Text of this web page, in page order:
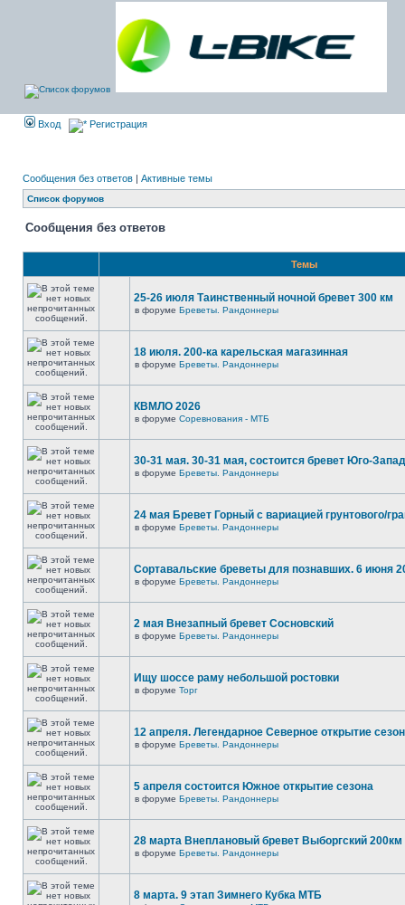
Вход Регистрация
Сообщения без ответов | Активные темы
Список форумов
Сообщения без ответов
Темы
25-26 июля Таинственный ночной бревет 300 км
в форуме Бреветы. Рандоннеры
18 июля. 200-ка карельская магазинная
в форуме Бреветы. Рандоннеры
КВМЛО 2026
в форуме Соревнования - МТБ
30-31 мая. 30-31 мая, состоится бревет Юго-
в форуме Бреветы. Рандоннеры
24 мая Бревет Горный с вариацией грунтового/
в форуме Бреветы. Рандоннеры
Сортавальские бреветы для познавших. 6 июня
в форуме Бреветы. Рандоннеры
2 мая Внезапный бревет Сосновский
в форуме Бреветы. Рандоннеры
Ищу шоссе раму небольшой ростовки
в форуме Торг
12 апреля. Легендарное Северное открытие
в форуме Бреветы. Рандоннеры
5 апреля состоится Южное открытие сезона
в форуме Бреветы. Рандоннеры
28 марта Внеплановый бревет Выборгский 200км
в форуме Бреветы. Рандоннеры
8 марта. 9 этап Зимнего Кубка МТБ